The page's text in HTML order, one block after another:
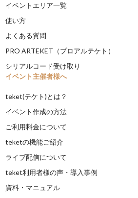
イベントエリア一覧
使い方
よくある質問
PRO ARTEKET（プロアルテケト）
シリアルコード受け取り
イベント主催者様へ
teket(テケト)とは？
イベント作成の方法
ご利用料金について
teketの機能ご紹介
ライブ配信について
teket利用者様の声・導入事例
資料・マニュアル